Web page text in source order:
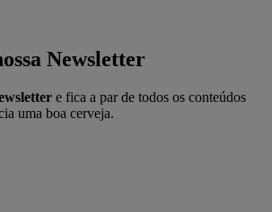
Newsletter
e fica a par de todos os conteúdos
uma boa cerveja.